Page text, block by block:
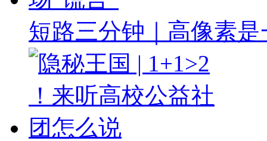
短路三分钟｜高像素是